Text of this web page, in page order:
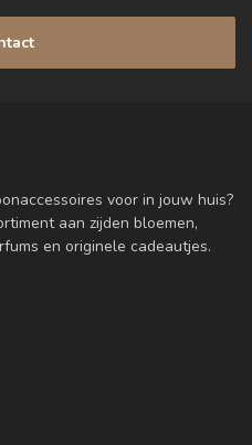
voor in jouw huis?
aan zijden bloemen,
en originele cadeautjes.